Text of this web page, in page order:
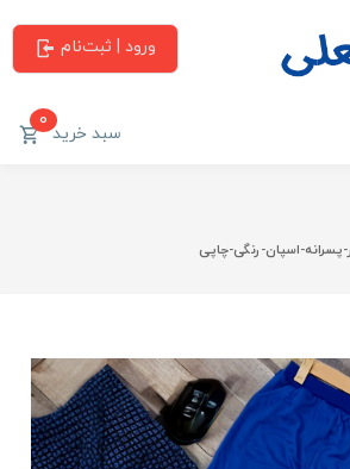
ورود | ثبت‌نام
سبد خرید0
پسرانه-اسپان-رنگی-چاپی